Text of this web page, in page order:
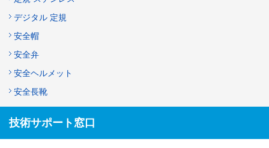
デジタル 定規
安全帽
安全弁
安全ヘルメット
安全長靴
技術サポート窓口